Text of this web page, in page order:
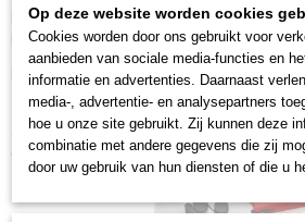
90 29 02
Netto gewicht
0,03 Kg
Bruto gewicht
0,03 Kg
Afmetingen (l,b,h)
8,50 x 5 x 1,50 cm
beschadigen. Mogelijkheid voor het
bijv. voor Geberit-koppelingsbuizen ? 11,5 en
Downloads:
Datasheet specificaties
Ook interessant
Op deze website worden cookies
Cookies worden door ons gebruikt voor
aanbieden van sociale media-functies en
informatie en advertenties. Daarnaast
media-, advertentie- en analysepartners
hoe u onze site gebruikt. Zij kunnen deze
combinatie met andere gegevens die zij
door uw gebruik van hun diensten of die u